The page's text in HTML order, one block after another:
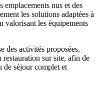
emplacements nus et des
les solutions adaptées à
valorisant les équipements
des activités proposées,
sur site, afin de
de séjour complet et